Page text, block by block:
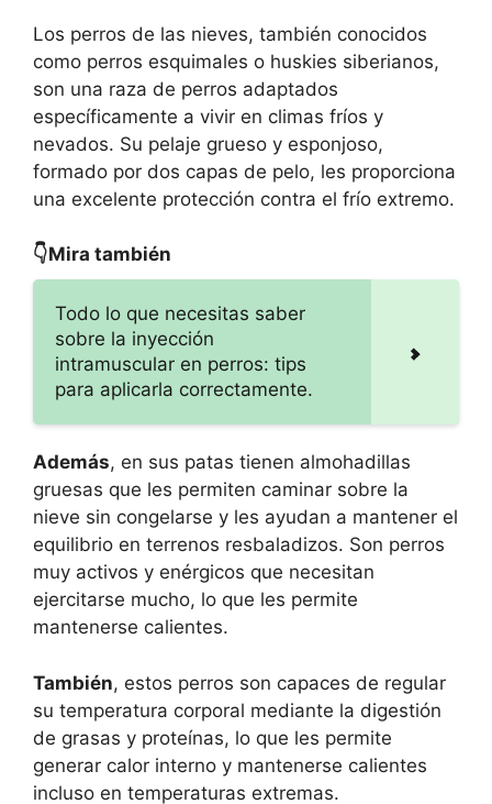
Los perros de las nieves, también conocidos
como perros esquimales o huskies siberianos,
son una raza de perros adaptados
específicamente a vivir en climas fríos y
nevados. Su pelaje grueso y esponjoso,
formado por dos capas de pelo, les proporciona
una excelente protección contra el frío extremo.
👇Mira también
Todo lo que necesitas saber
sobre la inyección
intramuscular en perros: tips
para aplicarla correctamente.
Además, en sus patas tienen almohadillas
gruesas que les permiten caminar sobre la
nieve sin congelarse y les ayudan a mantener el
equilibrio en terrenos resbaladizos. Son perros
muy activos y enérgicos que necesitan
ejercitarse mucho, lo que les permite
mantenerse calientes.
También, estos perros son capaces de regular
su temperatura corporal mediante la digestión
de grasas y proteínas, lo que les permite
generar calor interno y mantenerse calientes
incluso en temperaturas extremas.